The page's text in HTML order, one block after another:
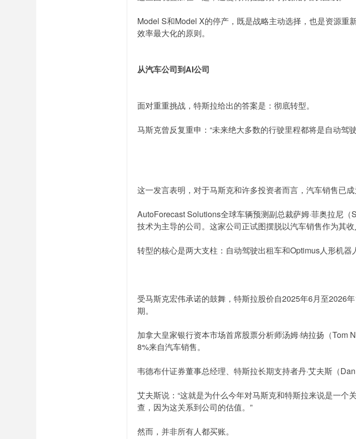
Model S和Model X的停产，既是战略主动选择，也是资源
效率最大化的原则。
从汽车公司到AI公司
面对重重挑战，特斯拉给出的答案是：彻底转型。
马斯克曾反复重申：“未来绝大多数的行驶里程都将是自动
这一发言表明，对于马斯克和许多投资者而言，汽车销售已成
AutoForecast Solutions全球车辆预测副总裁萨姆·菲奥拉尼
技术为主导的公司。这家公司正试图摆脱以汽车销售作为其
转型的核心是两大支柱：自动驾驶出租车和Optimus人形机
受马斯克宏伟承诺的鼓舞，特斯拉股价自2025年6月至2026
期。
加拿大皇家银行资本市场首席股票分析师汤姆·纳拉扬（
8%来自汽车销售。
韦德布什证券董事总经理、特斯拉长期支持者丹·艾夫斯（
艾夫斯说：“这就是为什么今年对马斯克和特斯拉来说是一
查，因为这关系到公司的估值。”
然而，并非所有人都买账。